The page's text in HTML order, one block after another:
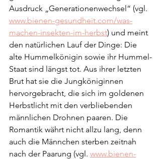
Ausdruck „Generationenwechsel“ (vgl.
www.bienen-gesundheit.com/was-
machen-insekten-im-herbst) und meint
den natürlichen Lauf der Dinge: Die
alte Hummelkönigin sowie ihr Hummel-
Staat sind längst tot. Aus ihrer letzten
Brut hat sie die Jungköniginnen
hervorgebracht, die sich im goldenen
Herbstlicht mit den verbliebenden
männlichen Drohnen paaren. Die
Romantik währt nicht allzu lang, denn
auch die Männchen sterben zeitnah
nach der Paarung (vgl. www.bienen-